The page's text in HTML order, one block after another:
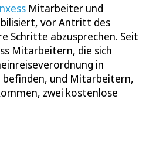
Mitarbeiter und
vor Antritt des
Schritte abzusprechen. Seit
Mitarbeitern, die sich
in
befinden, und Mitarbeitern,
zwei kostenlose